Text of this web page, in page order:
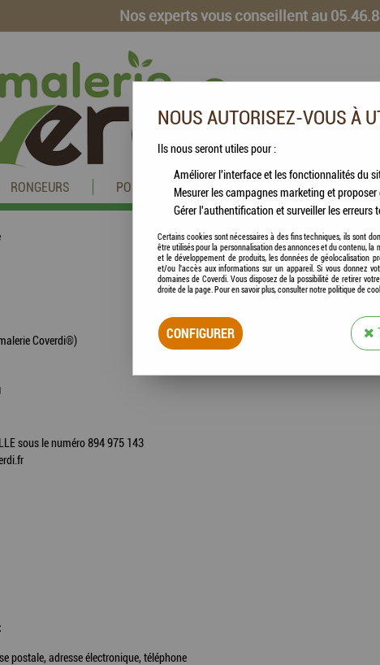
Nos experts vous conseillent au
RONGEURS POISSONS CHEVAUX VOLAILLES
POLITIQUE DE
Coverdi®)
sous le numéro 894 975 143
postale, adresse électronique, téléphone
NOUS AUTORISEZ-VOUS À
Ils nous seront utiles pour :
Améliorer l'interface et les fonctionnalités du
Mesurer les campagnes marketing et
Gérer l'authentification et surveiller les erreurs
Certains cookies sont nécessaires à des fins techniques, ils sont
être utilisés pour la personnalisation des annonces et du contenu,
et le développement de produits, les données de géolocalisation
et/ou l'accès aux informations sur un appareil. Si vous donnez
domaines de Coverdi. Vous disposez de la possibilité de retirer
droite de la page. Pour en savoir plus, consulter notre politique de
CONFIGURER